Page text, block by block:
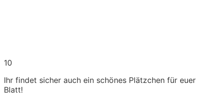
10
Ihr findet sicher auch ein schönes Plätzchen für euer
Blatt!